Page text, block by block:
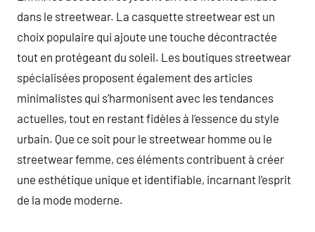
dans le streetwear. La casquette streetwear est un
choix populaire qui ajoute une touche décontractée
tout en protégeant du soleil. Les boutiques streetwear
spécialisées proposent également des articles
minimalistes qui s’harmonisent avec les tendances
actuelles, tout en restant fidèles à l’essence du style
urbain. Que ce soit pour le streetwear homme ou le
streetwear femme, ces éléments contribuent à créer
une esthétique unique et identifiable, incarnant l’esprit
de la mode moderne.